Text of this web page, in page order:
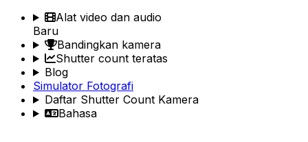
Alat video dan audio
Baru
Bandingkan kamera
Shutter count teratas
Blog
Simulator Fotografi
Daftar Shutter Count Kamera
Bahasa